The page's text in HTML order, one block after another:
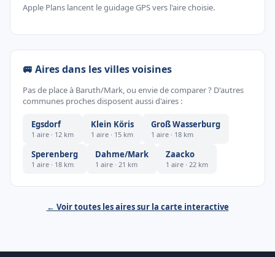
Apple Plans lancent le guidage GPS vers l'aire choisie.
🚐 Aires dans les villes voisines
Pas de place à Baruth/Mark, ou envie de comparer ? D'autres
communes proches disposent aussi d'aires :
Egsdorf
1 aire · 12 km
Klein Köris
1 aire · 15 km
Groß Wasserburg
1 aire · 18 km
Sperenberg
1 aire · 18 km
Dahme/Mark
1 aire · 21 km
Zaacko
1 aire · 22 km
← Voir toutes les aires sur la carte interactive